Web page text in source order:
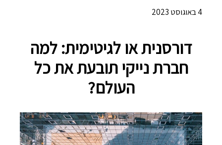
4 באוגוסט 2023
דורסנית או לגיטימית: למה
חברת נייקי תובעת את כל
העולם?